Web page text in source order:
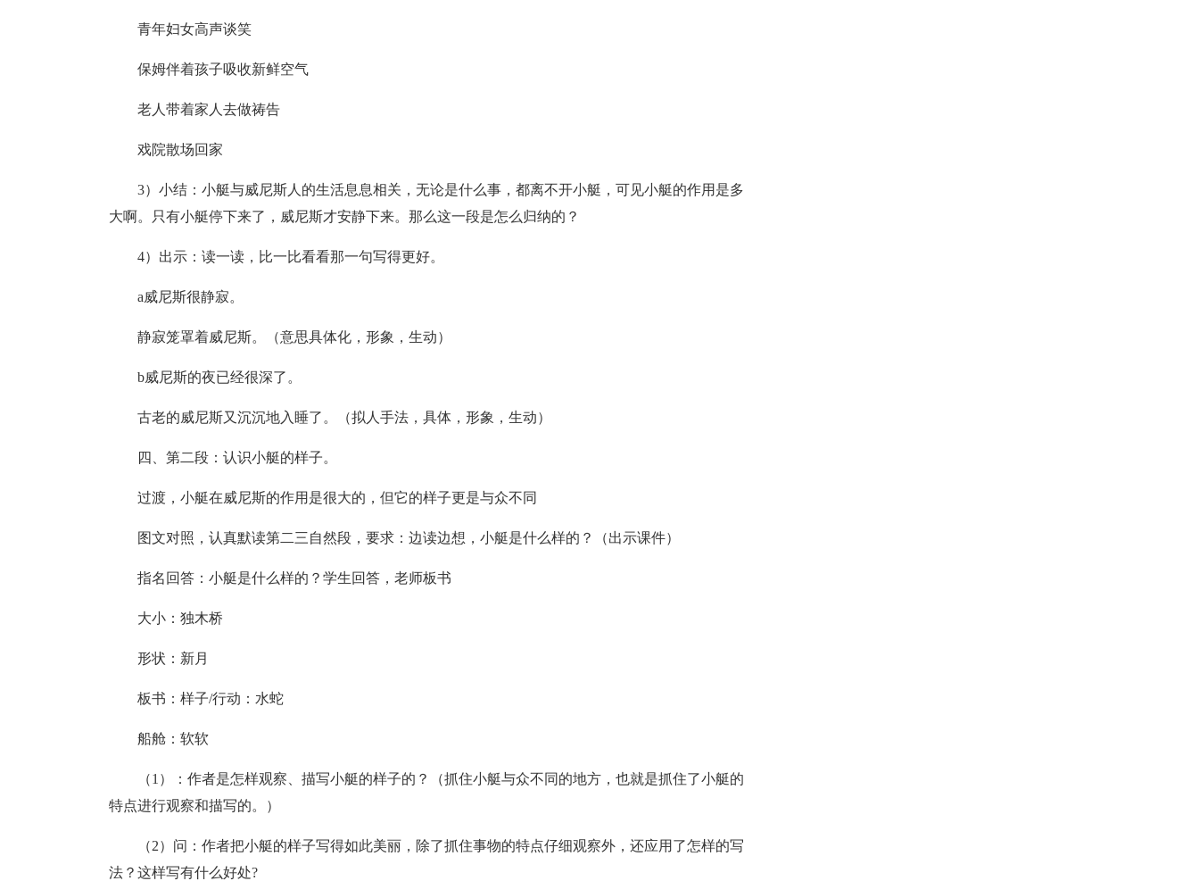
青年妇女高声谈笑
保姆伴着孩子吸收新鲜空气
老人带着家人去做祷告
戏院散场回家
3） 小结：小艇与威尼斯人的生活息息相关，无论是什么事，都离不开小艇，可见小艇的作用是多
大啊。只有小艇停下来了，威尼斯才安静下来。那么这一段是怎么归纳的？
4）出示：读一读，比一比看看那一句写得更好。
a威尼斯很静寂。
静寂笼罩着威尼斯。（意思具体化，形象，生动）
b威尼斯的夜已经很深了。
古老的威尼斯又沉沉地入睡了。（拟人手法，具体，形象，生动）
四、第二段：认识小艇的样子。
过渡，小艇在威尼斯的作用是很大的，但它的样子更是与众不同
图文对照，认真默读第二三自然段，要求：边读边想，小艇是什么样的？（出示课件）
指名回答：小艇是什么样的？学生回答，老师板书
大小：独木桥
形状：新月
板书：样子/行动：水蛇
船舱：软软
（1）：作者是怎样观察、描写小艇的样子的？（抓住小艇与众不同的地方，也就是抓住了小艇的
特点进行观察和描写的。）
（2）问：作者把小艇的样子写得如此美丽，除了抓住事物的特点仔细观察外，还应用了怎样的写
法？这样写有什么好处?